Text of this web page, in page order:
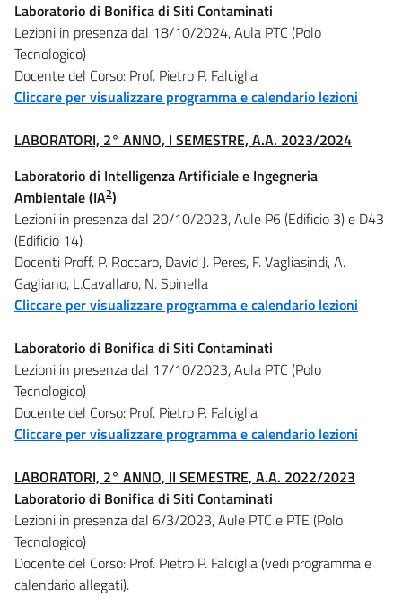
Laboratorio di Bonifica di Siti Contaminati
Lezioni in presenza dal 18/10/2024, Aula PTC (Polo
Tecnologico)
Docente del Corso: Prof. Pietro P. Falciglia
Cliccare per visualizzare programma e calendario lezioni
LABORATORI, 2° ANNO, I SEMESTRE, A.A. 2023/2024
Laboratorio di Intelligenza Artificiale e Ingegneria
Ambientale(IA2)
Lezioni in presenza dal 20/10/2023, Aule P6 (Edificio 3) e D43
(Edificio 14)
Docenti Proff. P. Roccaro, David J. Peres, F. Vagliasindi, A.
Gagliano, L.Cavallaro, N. Spinella
Cliccare per visualizzare programma e calendario lezioni
Laboratorio di Bonifica di Siti Contaminati
Lezioni in presenza dal 17/10/2023, Aula PTC (Polo
Tecnologico)
Docente del Corso: Prof. Pietro P. Falciglia
Cliccare per visualizzare programma e calendario lezioni
LABORATORI, 2° ANNO, II SEMESTRE, A.A. 2022/2023
Laboratorio di Bonifica di Siti Contaminati
Lezioni in presenza dal 6/3/2023, Aule PTC e PTE (Polo
Tecnologico)
Docente del Corso: Prof. Pietro P. Falciglia (vedi programma e
calendario allegati).